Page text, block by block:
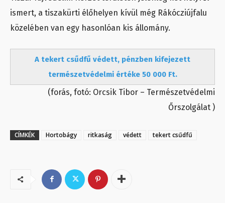
ismert, a tiszakürti élőhelyen kívül még Rákócziújfalu
közelében van egy hasonlóan kis állomány.
A tekert csűdfű védett, pénzben kifejezett
természetvédelmi értéke 50 000 Ft.
(forás, fotó: Orcsik Tibor – Természetvédelmi
Őrszolgálat )
CÍMKÉK Hortobágy ritkaság védett tekert csűdfű